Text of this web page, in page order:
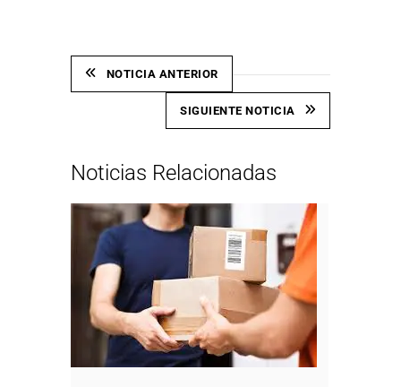
NOTICIA ANTERIOR
SIGUIENTE NOTICIA
Noticias Relacionadas